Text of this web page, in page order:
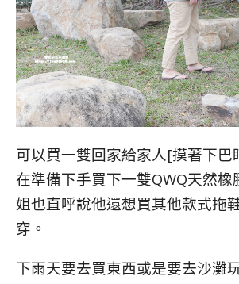
可以買一雙回家給家人[摸著下巴
在準備下手買下一雙QWQ天然橡
姐也直呼說他還想買其他款式拖
穿。
下雨天要去買東西或是要去沙灘